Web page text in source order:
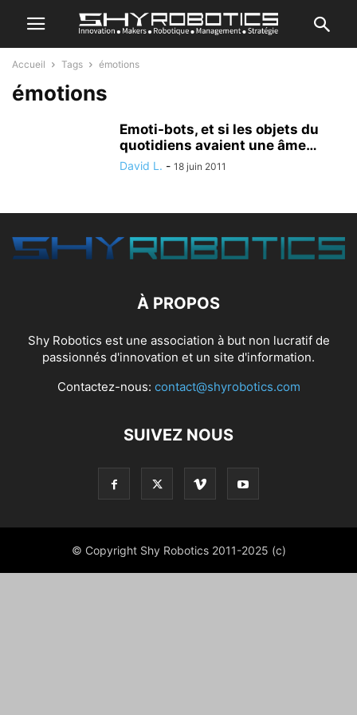
Accueil Tags émotions
émotions
Emoti-bots, et si les objets du
quotidiens avaient une âme…
David L. - 18 juin 2011
À PROPOS
Shy Robotics est une association à but non lucratif de
passionnés d'innovation et un site d'information.
Contactez-nous: contact@shyrobotics.com
SUIVEZ NOUS
© Copyright Shy Robotics 2011-2025 (c)